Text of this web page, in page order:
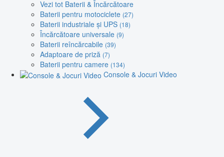
Vezi tot Baterii & Încărcătoare
Baterii pentru motociclete (27)
Baterii industriale și UPS (18)
Încărcătoare universale (9)
Baterii reîncărcabile (39)
Adaptoare de priză (7)
Baterii pentru camere (134)
Console & Jocuri Video